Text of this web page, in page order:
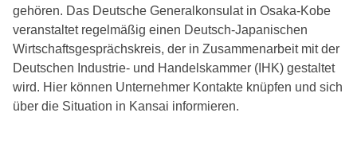
gehören. Das Deutsche Generalkonsulat in Osaka-Kobe
veranstaltet regelmäßig einen Deutsch-Japanischen
Wirtschaftsgesprächskreis, der in Zusammenarbeit mit der
Deutschen Industrie- und Handelskammer (IHK) gestaltet
wird. Hier können Unternehmer Kontakte knüpfen und sich
über die Situation in Kansai informieren.